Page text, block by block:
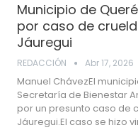
Municipio de
por caso de
Jáuregui
REDACCIÓN Abr 17, 2026
Manuel ChávezEl
Secretaría de Bienestar
por un presunto caso de
Jáuregui.El caso se hizo